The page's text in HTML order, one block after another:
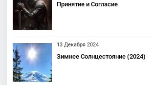
Принятие и Согласие
13 Декабря 2024
Зимнее Солнцестояние (2024)